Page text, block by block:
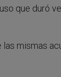
que duró
mismas